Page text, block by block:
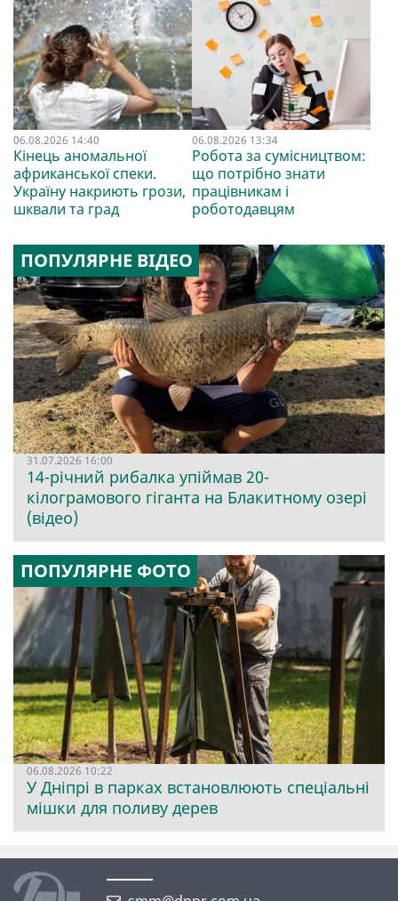
06.08.2026 14:40
Кінець аномальної
африканської спеки.
Україну накриють грози,
шквали та град
06.08.2026 13:34
Робота за сумісництвом:
що потрібно знати
працівникам і
роботодавцям
ПОПУЛЯРНЕ ВІДЕО
31.07.2026 16:00
14-річний рибалка упіймав 20-
кілограмового гіганта на Блакитному озері
(відео)
ПОПУЛЯРНЕ ФОТО
06.08.2026 10:22
У Дніпрі в парках встановлюють спеціальні
мішки для поливу дерев